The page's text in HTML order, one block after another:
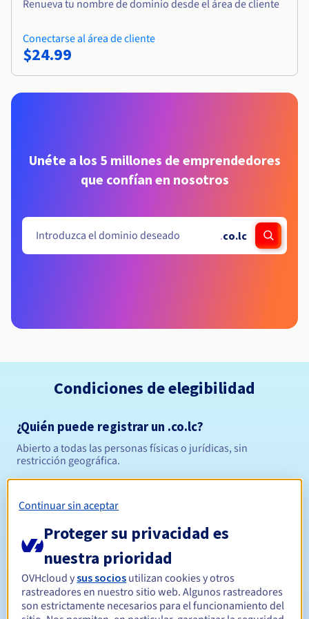
Renueva tu nombre de dominio desde el área de cliente
Conectarse al área de cliente
$24.99
Unéte a los 5 millones de emprendedores
que confían en nosotros
.co.lc
Condiciones de elegibilidad
¿Quién puede registrar un .co.lc?
Abierto a todas las personas físicas o jurídicas, sin
restricción geográfica.
Período de registro
Período de renovación Entre 1 y 10 años
Continuar sin aceptar
Proteger su privacidad es
nuestra prioridad
OVHcloud ysus socios utilizan cookies y otros
rastreadores en nuestro sitio web. Algunos rastreadores
son estrictamente necesarios para el funcionamiento del